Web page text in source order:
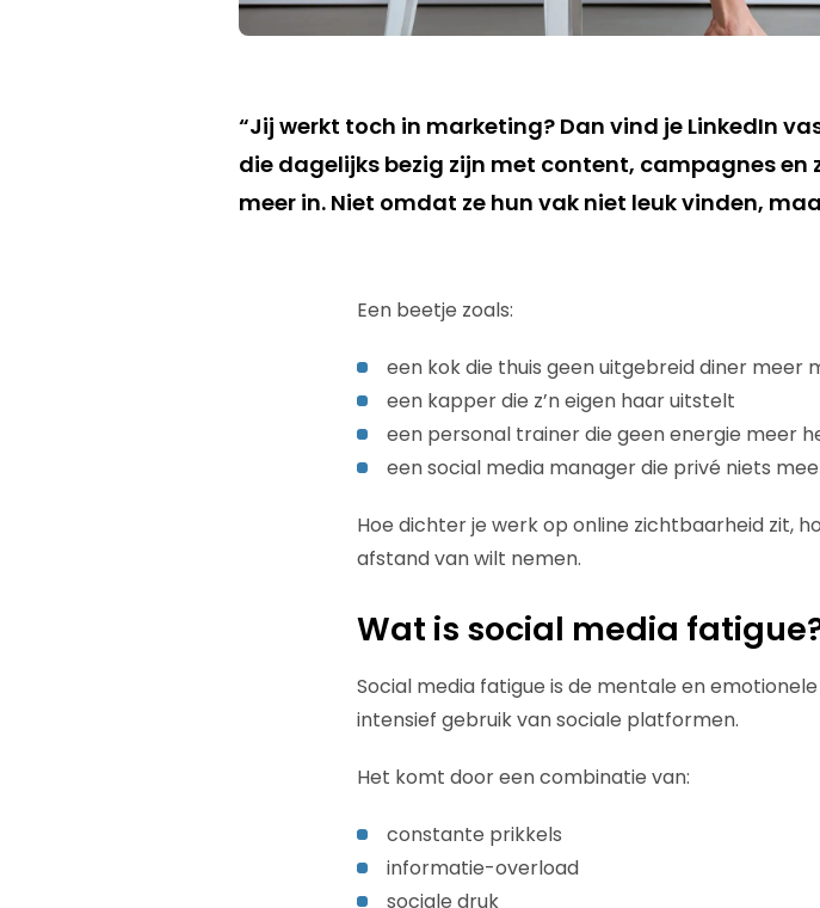
“Jij werkt toch in marketing? Dan vind je LinkedIn
die dagelijks bezig zijn met content, campagnes en
meer in. Niet omdat ze hun vak niet leuk vinden,
Een beetje zoals:
een kok die thuis geen uitgebreid diner meer
een kapper die z’n eigen haar uitstelt
een personal trainer die geen energie meer
een social media manager die privé niets
Hoe dichter je werk op online zichtbaarheid zit,
afstand van wilt nemen.
Wat is social media
Social media fatigue is de mentale en
intensief gebruik van sociale platformen.
Het komt door een combinatie van:
constante prikkels
informatie-overload
sociale druk